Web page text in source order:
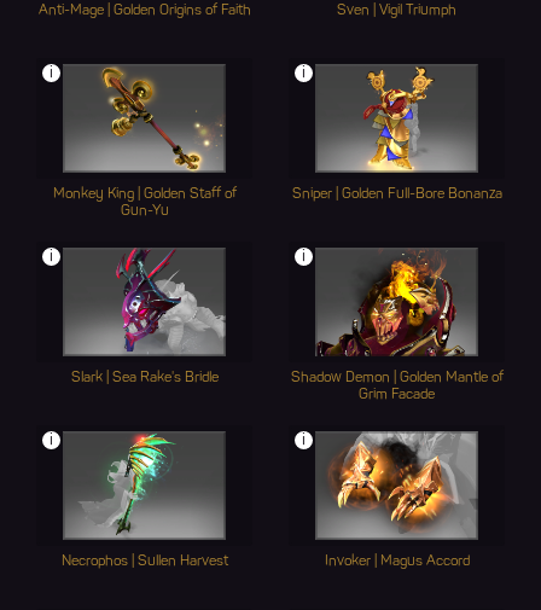
Anti-Mage | Golden Origins of Faith Sven | Vigil Triumph
i
Monkey King | Golden Staff of
Gun-Yu
i
Sniper | Golden Full-Bore Bonanza
i
Slark | Sea Rake's Bridle
i
Shadow Demon | Golden Mantle of
Grim Facade
i
Necrophos | Sullen Harvest
i
Invoker | Magus Accord